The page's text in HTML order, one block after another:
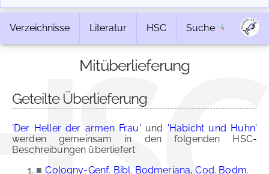
Verzeichnisse Literatur HSC Suche
Mitüberlieferung
Geteilte Überlieferung
'Der Heller der armen Frau' und 'Habicht und Huhn'
werden gemeinsam in den folgenden HSC-
Beschreibungen überliefert:
■ Cologny-Genf, Bibl. Bodmeriana, Cod. Bodm.